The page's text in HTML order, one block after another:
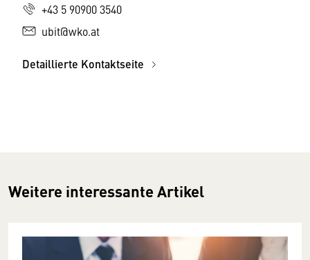
+43 5 90900 3540
ubit@wko.at
Detaillierte Kontaktseite
Weitere interessante Artikel